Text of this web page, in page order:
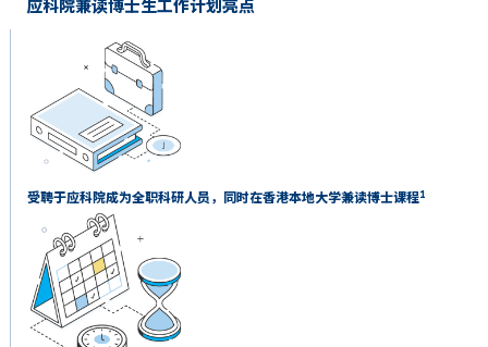
应科院兼读博士生工作计划亮点
受聘于应科院成为全职科研人员，同时在香港本地大学兼读博士课程1